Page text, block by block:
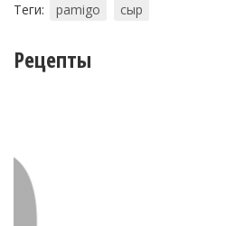
Теги:
pamigo сыр
Рецепты